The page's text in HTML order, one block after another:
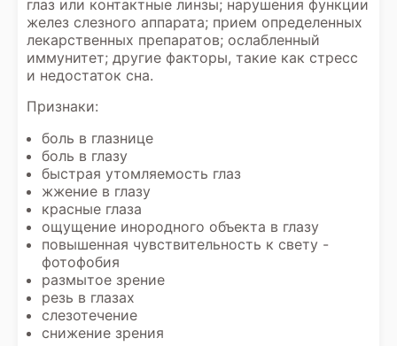
глаз или контактные линзы; нарушения функции
желез слезного аппарата; прием определенных
лекарственных препаратов; ослабленный
иммунитет; другие факторы, такие как стресс
и недостаток сна.
Признаки:
боль в глазнице
боль в глазу
быстрая утомляемость глаз
жжение в глазу
красные глаза
ощущение инородного объекта в глазу
повышенная чувствительность к свету -
фотофобия
размытое зрение
резь в глазах
слезотечение
снижение зрения